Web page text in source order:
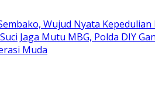
Wujud Nyata
Jaga Mutu MBG, Polda DIY
Muda